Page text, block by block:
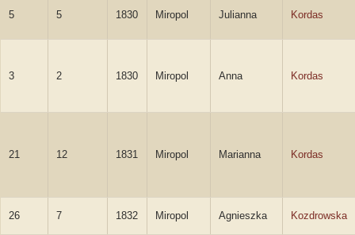
5 5 1830 Miropol Julianna Kordas
3 2 1830 Miropol Anna Kordas
21 12 1831 Miropol Marianna Kordas
26 7 1832 Miropol Agnieszka Kozdrowska